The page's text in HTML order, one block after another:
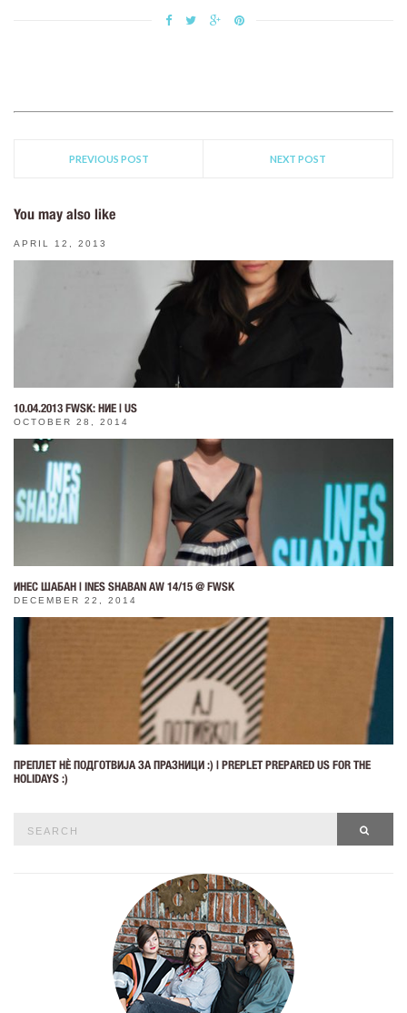
PREVIOUS POST NEXT POST
You may also like
APRIL 12, 2013
10.04.2013 FWSK: НИЕ | US
OCTOBER 28, 2014
ИНЕС ШАБАН | INES SHABAN AW 14/15 @ FWSK
DECEMBER 22, 2014
ПРЕПЛЕТ НÈ ПОДГОТВИЈА ЗА ПРАЗНИЦИ :) | PREPLET PREPARED US FOR THE
HOLIDAYS :)